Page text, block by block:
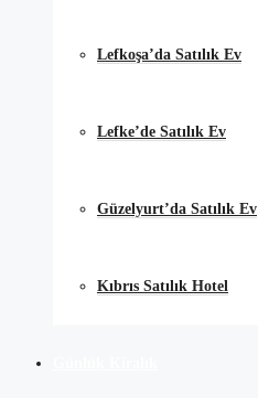
Lefkoşa’da Satılık Ev
Lefke’de Satılık Ev
Güzelyurt’da Satılık Ev
Kıbrıs Satılık Hotel